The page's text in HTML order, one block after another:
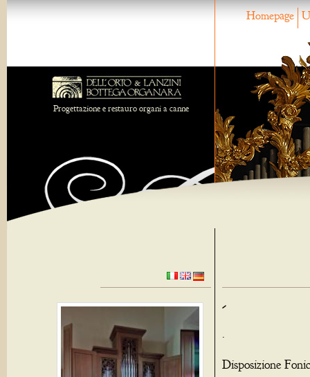
Homepage
Progettazione e restauro organi a canne
-
.
Disposizione